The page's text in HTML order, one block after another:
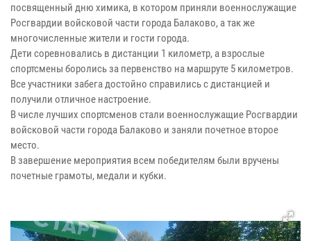
посвященный дню химика, в котором приняли военнослужащие
Росгвардии войсковой части города Балаково, а так же
многочисленные жители и гости города.
Дети соревновались в дистанции 1 километр, а взрослые
спортсмены боролись за первенство на маршруте 5 километров.
Все участники забега достойно справились с дистанцией и
получили отличное настроение.
В числе лучших спортсменов стали военнослужащие Росгвардии
войсковой части города Балаково и заняли почетное второе
место.
В завершение мероприятия всем победителям были вручены
почетные грамоты, медали и кубки.